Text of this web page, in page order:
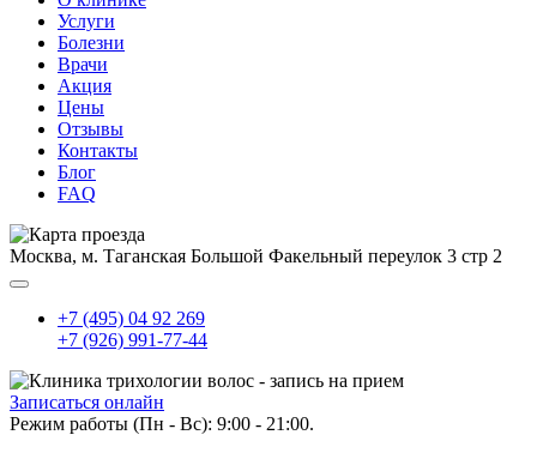
Услуги
Болезни
Врачи
Акция
Цены
Отзывы
Контакты
Блог
FAQ
Москва, м. Таганская Большой Факельный переулок 3 стр 2
+7 (495) 04 92 269
+7 (926) 991-77-44
Записаться онлайн
Режим работы (Пн - Вс): 9:00 - 21:00.